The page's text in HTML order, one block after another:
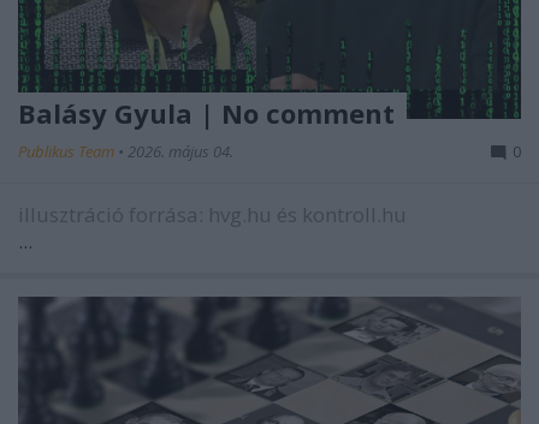
Balásy Gyula | No comment
Publikus Team • 2026. május 04. 0
illusztráció forrása: hvg.hu és kontroll.hu
...